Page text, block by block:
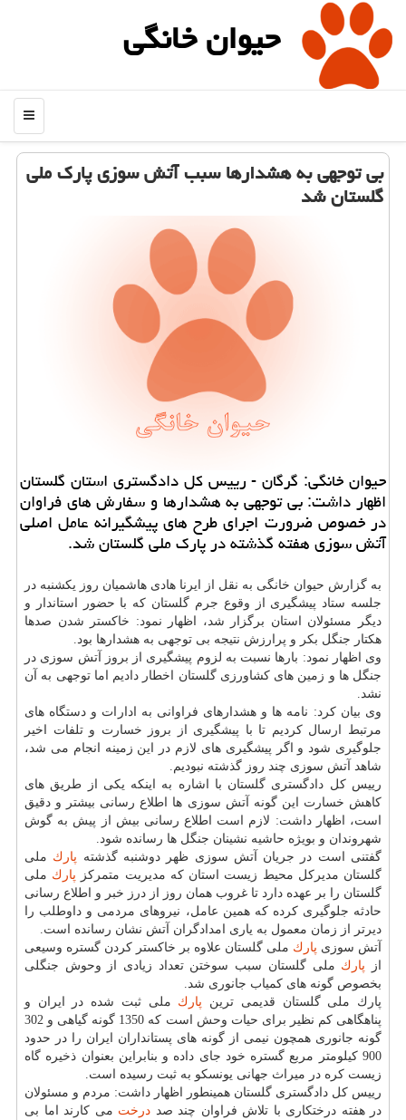
حیوان خانگی
منو
بی توجهی به هشدارها سبب آتش سوزی پارك ملی
گلستان شد
حیوان خانگی: گرگان - رییس كل دادگستری استان گلستان
اظهار داشت: بی توجهی به هشدارها و سفارش های فراوان
در خصوص ضرورت اجرای طرح های پیشگیرانه عامل اصلی
آتش سوزی هفته گذشته در پارك ملی گلستان شد.
به گزارش حیوان خانگی به نقل از ایرنا هادی هاشمیان روز یكشنبه در
جلسه ستاد پیشگیری از وقوع جرم گلستان كه با حضور استاندار و
دیگر مسئولان استان برگزار شد، اظهار نمود: خاكستر شدن صدها
هكتار جنگل بكر و پرارزش نتیجه بی توجهی به هشدارها بود.
وی اظهار نمود: بارها نسبت به لزوم پیشگیری از بروز آتش سوزی در
جنگل ها و زمین های كشاورزی گلستان اخطار دادیم اما توجهی به آن
نشد.
وی بیان كرد: نامه ها و هشدارهای فراوانی به ادارات و دستگاه های
مرتبط ارسال كردیم تا با پیشگیری از بروز خسارت و تلفات اخیر
جلوگیری شود و اگر پیشگیری های لازم در این زمینه انجام می شد،
شاهد آتش سوزی چند روز گذشته نبودیم.
رییس كل دادگستری گلستان با اشاره به اینكه یكی از طریق های
كاهش خسارت این گونه آتش سوزی ها اطلاع رسانی بیشتر و دقیق
است، اظهار داشت: لازم است اطلاع رسانی بیش از پیش به گوش
شهروندان و بویژه حاشیه نشینان جنگل ها رسانده شود.
گفتنی است در جریان آتش سوزی ظهر دوشنبه گذشته پارك ملی
گلستان مدیركل محیط زیست استان كه مدیریت متمركز پارك ملی
گلستان را بر عهده دارد تا غروب همان روز از درز خبر و اطلاع رسانی
حادثه جلوگیری كرده كه همین عامل، نیروهای مردمی و داوطلب را
دیرتر از زمان معمول به یاری امدادگران آتش نشان رسانده است.
آتش سوزی پارك ملی گلستان علاوه بر خاكستر كردن گستره وسیعی
از پارك ملی گلستان سبب سوختن تعداد زیادی از وحوش جنگلی
بخصوص گونه های كمیاب جانوری شد.
پارك ملی گلستان قدیمی ترین پارك ملی ثبت شده در ایران و
پناهگاهی كم نظیر برای حیات وحش است كه 1350 گونه گیاهی و 302
گونه جانوری همچون نیمی از گونه های پستانداران ایران را در حدود
900 كیلومتر مربع گستره خود جای داده و بنابراین بعنوان ذخیره گاه
زیست كره در میراث جهانی یونسكو به ثبت رسیده است.
رییس كل دادگستری گلستان همینطور اظهار داشت: مردم و مسئولان
در هفته درختكاری با تلاش فراوان چند صد درخت می كارند اما بی